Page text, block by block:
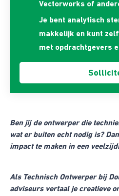
Vectorworks of
Je bent analytisch
makkelijk en kunt
met opdrachtgevers
Ben jij de ontwerper die
wat er buiten echt nodig is?
impact te maken in een
Als Technisch Ontwerper bij
adviseurs vertaal je creatieve